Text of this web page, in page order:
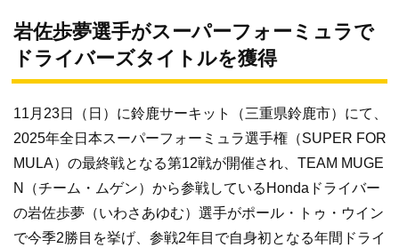
岩佐歩夢選手がスーパーフォーミュラで
ドライバーズタイトルを獲得
11月23日（日）に鈴鹿サーキット（三重県鈴鹿市）にて、
2025年全日本スーパーフォーミュラ選手権（SUPER FOR
MULA）の最終戦となる第12戦が開催され、TEAM MUGE
N（チーム・ムゲン）から参戦しているHondaドライバー
の岩佐歩夢（いわさあゆむ）選手がポール・トゥ・ウイン
で今季2勝目を挙げ、参戦2年目で自身初となる年間ドライ